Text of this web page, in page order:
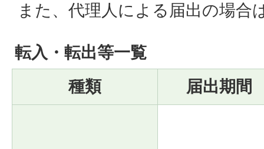
また、代理人による届出の場合
転入・転出等一覧
種類
届出期間